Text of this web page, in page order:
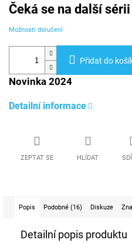
Měrná
cena:
Čeká se na další sérii
Možnosti doručení
Přidat do
Novinka 2024
Detailní informace
ZEPTAT SE HLÍDAT
Popis Podobné (16) Diskuze
Detailní popis produktu